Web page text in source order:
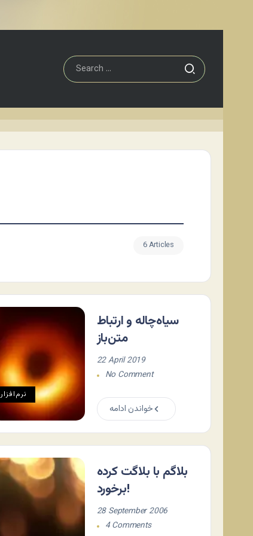
6 Articles
نرم‌افزار
سیاه‌چاله و ارتباط
متن‌باز
22 April 2019
No Comment
خواندن ادامه
بلاگم با بلاگت کرده
برخورد!
28 September 2006
4 Comments